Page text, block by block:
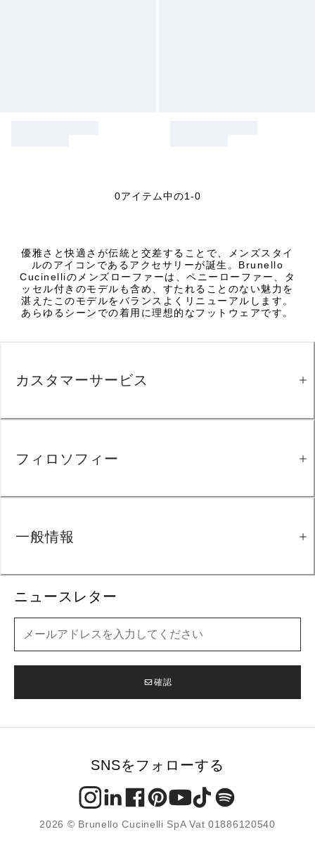
0アイテム中の1-0
優雅さと快適さが伝統と交差することで、メンズスタイ
ルのアイコンであるアクセサリーが誕生。Brunello
Cucinelliのメンズローファーは、ペニーローファー、タ
ッセル付きのモデルも含め、すたれることのない魅力を
湛えたこのモデルをバランスよくリニューアルします。
あらゆるシーンでの着用に理想的なフットウェアです。
ニュースレター
確認
カスタマーサービス
フィロソフィー
一般情報
SNSをフォローする
2026 © Brunello Cucinelli SpA Vat 01886120540